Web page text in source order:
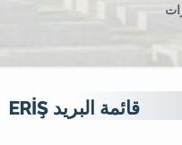
ERİŞ قائمة البريد